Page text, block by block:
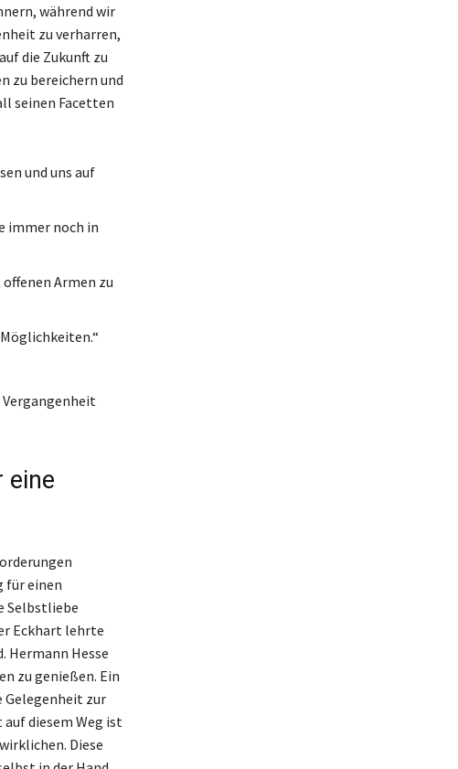
während wir
zu verharren,
die Zukunft zu
zu bereichern und
seinen Facetten
und uns auf
immer noch in
Armen zu
Vergangenheit
eine
für einen
Selbstliebe
Eckhart lehrte
Hermann Hesse
zu genießen. Ein
Gelegenheit zur
diesem Weg ist
Diese